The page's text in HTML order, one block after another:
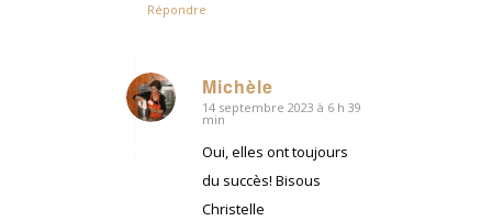
Répondre
Michèle
dit
14 septembre 2023 à 6 h 39
min
Oui, elles ont toujours
du succès! Bisous
Christelle